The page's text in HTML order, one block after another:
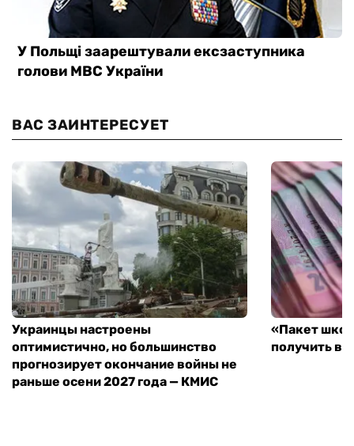
ВАС ЗАИНТЕРЕСУЕТ
Украинцы настроены
оптимистично, но большинство
прогнозирует окончание войны не
раньше осени 2027 года — КМИС
«Пакет
получить